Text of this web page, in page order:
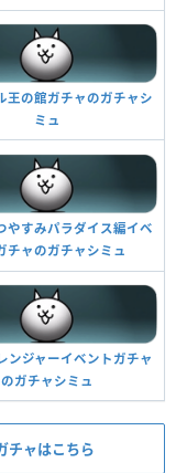
王の館ガチャのガチャシ
ミュ
やすみパラダイス編イベ
チャのガチャシミュ
ンジャーイベントガチャ
のガチャシミュ
チャはこちら